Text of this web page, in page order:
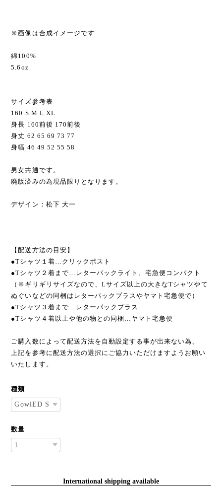
※画像は合成イメージです
綿100%
5.6oz
サイズ参考表
160 S M L XL
身長 160前後 170前後
身丈 62 65 69 73 77
身幅 46 49 52 55 58
男女共通です。
廃版済みの為現品限りとなります。
デザイン：松下 大一
【配送方法の目安】
●Tシャツ１着…クリックポスト
●Tシャツ２着まで…レターパックライト、宅急便コンパクト
（※ギリギリサイズなので、Lサイズ以上の大きなTシャツやて
ぬぐいなどの同梱はレターパックプラスやヤマト宅急便で）
●Tシャツ３着まで…レターパックプラス
●Tシャツ４着以上や他の物との同梱…ヤマト宅急便
ご購入数によって配送方法を自動設定する事が出来ない為、
上記を参考に配送方法の選択にご協力いただけますようお願い
いたします。
種類
数量
International shipping available